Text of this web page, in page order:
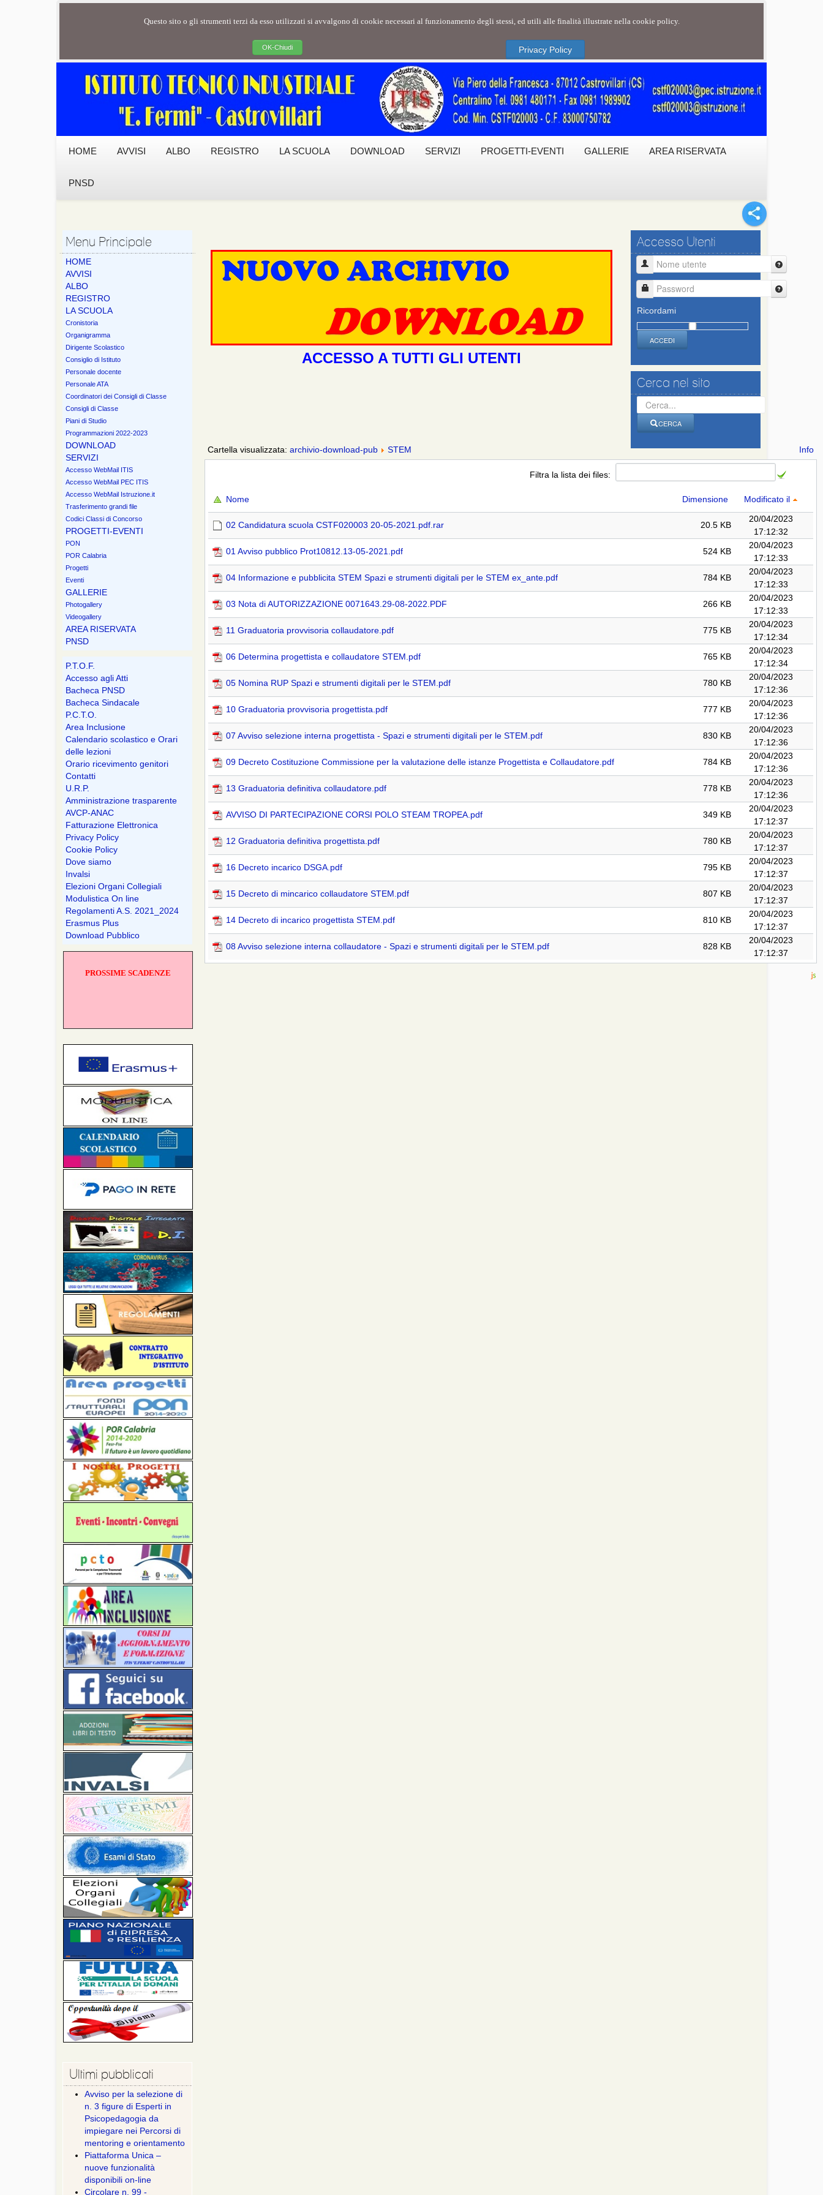
Questo sito o gli strumenti terzi da esso utilizzati si avvalgono di cookie necessari al funzionamento degli stessi, ed utili alle finalità illustrate nella cookie policy.
OK-Chiudi Privacy Policy
HOME AVVISI ALBO REGISTRO LA SCUOLA DOWNLOAD SERVIZI PROGETTI-EVENTI GALLERIE AREA RISERVATA
PNSD
Menu Principale
HOME
AVVISI
ALBO
REGISTRO
LA SCUOLA
Cronistoria
Organigramma
Dirigente Scolastico
Consiglio di Istituto
Personale docente
Personale ATA
Coordinatori dei Consigli di Classe
Consigli di Classe
Piani di Studio
Programmazioni 2022-2023
DOWNLOAD
SERVIZI
Accesso WebMail ITIS
Accesso WebMail PEC ITIS
Accesso WebMail Istruzione.it
Trasferimento grandi file
Codici Classi di Concorso
PROGETTI-EVENTI
PON
POR Calabria
Progetti
Eventi
GALLERIE
Photogallery
Videogallery
AREA RISERVATA
PNSD
P.T.O.F.
Accesso agli Atti
Bacheca PNSD
Bacheca Sindacale
P.C.T.O.
Area Inclusione
Calendario scolastico e Orari
delle lezioni
Orario ricevimento genitori
Contatti
U.R.P.
Amministrazione trasparente
AVCP-ANAC
Fatturazione Elettronica
Privacy Policy
Cookie Policy
Dove siamo
Invalsi
Elezioni Organi Collegiali
Modulistica On line
Regolamenti A.S. 2021_2024
Erasmus Plus
Download Pubblico
PROSSIME SCADENZE
Ultimi pubblicati
Avviso per la selezione di
n. 3 figure di Esperti in
Psicopedagogia da
impiegare nei Percorsi di
mentoring e orientamento
Piattaforma Unica –
nuove funzionalità
disponibili on-line
Circolare n. 99 -
ACCESSO A TUTTI GLI UTENTI
Cartella visualizzata: archivio-download-pub STEM Info
Filtra la lista dei files:
Nome Dimensione Modificato il
02 Candidatura scuola CSTF020003 20-05-2021.pdf.rar 20.5 KB
20/04/2023
17:12:32
01 Avviso pubblico Prot10812.13-05-2021.pdf
524 KB
20/04/2023
17:12:33
04 Informazione e pubblicita STEM Spazi e strumenti digitali per le STEM ex_ante.pdf
784 KB
20/04/2023
17:12:33
03 Nota di AUTORIZZAZIONE 0071643.29-08-2022.PDF
266 KB
20/04/2023
17:12:33
11 Graduatoria provvisoria collaudatore.pdf
775 KB
20/04/2023
17:12:34
06 Determina progettista e collaudatore STEM.pdf
765 KB
20/04/2023
17:12:34
05 Nomina RUP Spazi e strumenti digitali per le STEM.pdf
780 KB
20/04/2023
17:12:36
10 Graduatoria provvisoria progettista.pdf
777 KB
20/04/2023
17:12:36
07 Avviso selezione interna progettista - Spazi e strumenti digitali per le STEM.pdf
830 KB
20/04/2023
17:12:36
09 Decreto Costituzione Commissione per la valutazione delle istanze Progettista e Collaudatore.pdf
784 KB
20/04/2023
17:12:36
13 Graduatoria definitiva collaudatore.pdf
778 KB
20/04/2023
17:12:36
AVVISO DI PARTECIPAZIONE CORSI POLO STEAM TROPEA.pdf
349 KB
20/04/2023
17:12:37
12 Graduatoria definitiva progettista.pdf
780 KB
20/04/2023
17:12:37
16 Decreto incarico DSGA.pdf
795 KB
20/04/2023
17:12:37
15 Decreto di mincarico collaudatore STEM.pdf
807 KB
20/04/2023
17:12:37
14 Decreto di incarico progettista STEM.pdf
810 KB
20/04/2023
17:12:37
08 Avviso selezione interna collaudatore - Spazi e strumenti digitali per le STEM.pdf
828 KB
20/04/2023
17:12:37
Accesso Utenti
Nome utente
Password
Ricordami
ACCEDI
Cerca nel sito
CercaCERCA